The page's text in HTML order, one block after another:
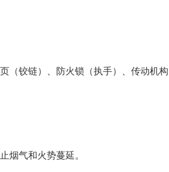
铰链）、防火锁（执手）、传动机
气和火势蔓延。